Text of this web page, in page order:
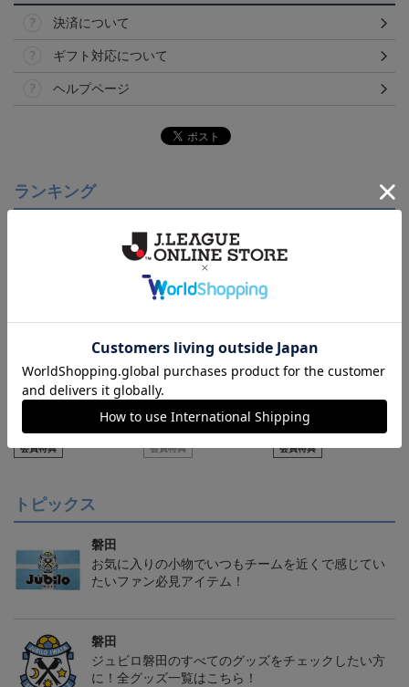
決済について
ギフト対応について
ヘルプページ
ランキング
【S～4XL】2026/27ユニ
フォーム オーセンティッ
21,450円～25,950円
会員特典
【S～4XL】2026/27ユニ
フォーム オーセンティッ
会員特典
【S～4XL】2026/27ユニ
フォーム オーセンティッ
21,450円～25,950円
会員特典
トピックス
磐田
お気に入りの小物でいつもチームを近くで感じてい
たいファン必見アイテム！
磐田
ジュビロ磐田のすべてのグッズをチェックしたい方
に！全グッズ一覧はこちら！